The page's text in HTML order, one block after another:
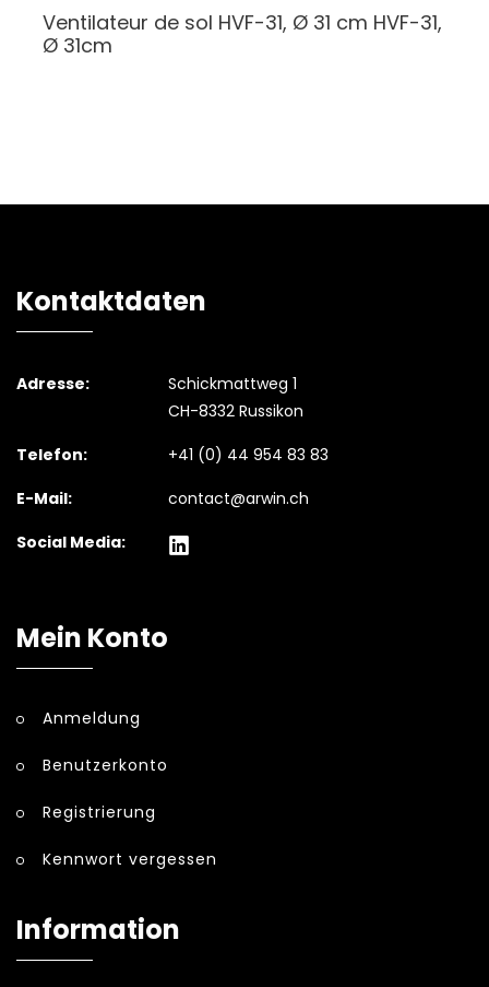
Ventilateur de sol HVF-31, Ø 31 cm HVF-31,
Ø 31cm
Kontaktdaten
Adresse:
Schickmattweg 1
CH-8332 Russikon
Telefon:
+41 (0) 44 954 83 83
E-Mail:
contact@arwin.ch
Social Media:
Mein Konto
Anmeldung
Benutzerkonto
Registrierung
Kennwort vergessen
Information